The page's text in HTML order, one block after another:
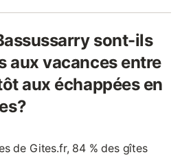
sont-ils
aux vacances entre
aux échappées en
de Gites.fr, 84 % des gîtes